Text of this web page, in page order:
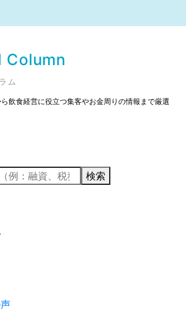
Column
ム
飲食経営に役立つ集客やお金周りの情報まで厳選
検索